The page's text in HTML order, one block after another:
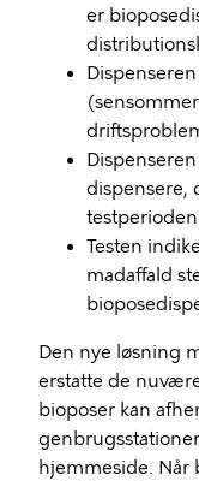
er
dispensere,
Testen
madaffald
Den nye løsning
erstatte de
bioposer kan
hjemmeside. Når